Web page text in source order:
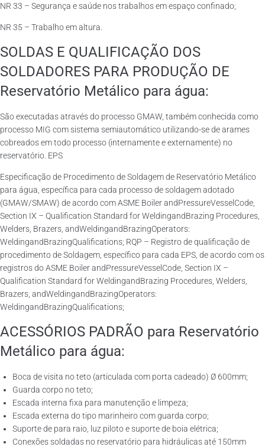
NR 33 – Segurança e saúde nos trabalhos em espaço confinado;
NR 35 – Trabalho em altura.
SOLDAS E QUALIFICAÇÃO DOS
SOLDADORES PARA PRODUÇÃO DE
Reservatório Metálico para água:
São executadas através do processo GMAW, também conhecida como
processo MIG com sistema semiautomático utilizando-se de arames
cobreados em todo processo (internamente e externamente) no
reservatório. EPS
Especificação de Procedimento de Soldagem de Reservatório Metálico
para água, específica para cada processo de soldagem adotado
(GMAW/SMAW) de acordo com ASME Boiler andPressureVesselCode,
Section IX – Qualification Standard for WeldingandBrazing Procedures,
Welders, Brazers, andWeldingandBrazingOperators:
WeldingandBrazingQualifications; RQP – Registro de qualificação de
procedimento de Soldagem, específico para cada EPS, de acordo com os
registros do ASME Boiler andPressureVesselCode, Section IX –
Qualification Standard for WeldingandBrazing Procedures, Welders,
Brazers, andWeldingandBrazingOperators:
WeldingandBrazingQualifications;
ACESSÓRIOS PADRÃO para Reservatório
Metálico para água:
Boca de visita no teto (articulada com porta cadeado) Ø 600mm;
Guarda corpo no teto;
Escada interna fixa para manutenção e limpeza;
Escada externa do tipo marinheiro com guarda corpo;
Suporte de para raio, luz piloto e suporte de boia elétrica;
Conexões soldadas no reservatório para hidráulicas até 150mm